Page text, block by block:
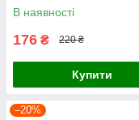
В наявності
176 ₴ 220 ₴
Купити
–20%